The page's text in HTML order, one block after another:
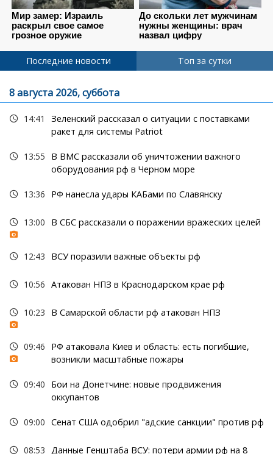
Последние новости Топ за сутки
8 августа 2026, суббота
14:41
Зеленский рассказал о ситуации с поставками
ракет для системы Patriot
13:55
В ВМС рассказали об уничтожении важного
оборудования рф в Черном море
13:36 РФ нанесла удары КАБами по Славянску
13:00 В СБС рассказали о поражении вражеских целей
12:43 ВСУ поразили важные объекты рф
10:56 Атакован НПЗ в Краснодарском крае рф
10:23 В Самарской области рф атакован НПЗ
09:46
РФ атаковала Киев и область: есть погибшие,
возникли масштабные пожары
09:40
Бои на Донетчине: новые продвижения
оккупантов
09:00 Сенат США одобрил "адские санкции" против рф
08:53 Данные Генштаба ВСУ: потери армии рф на 8